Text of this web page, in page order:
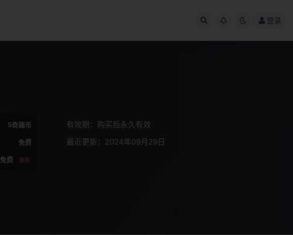
登录
5奇趣币
免费
免费 推荐
有效期：购买后永久有效
最近更新：2024年09月29日